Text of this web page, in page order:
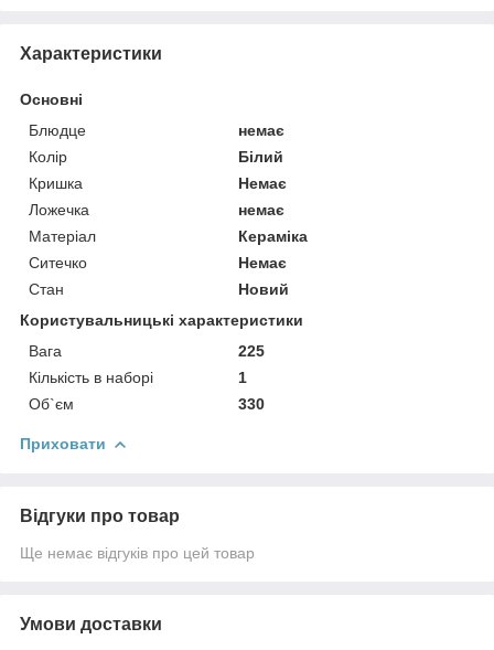
Характеристики
Основні
Блюдце
немає
Колір
Білий
Кришка
Немає
Ложечка
немає
Матеріал
Кераміка
Ситечко
Немає
Стан
Новий
Користувальницькі характеристики
Вага
225
Кількість в наборі
1
Об`єм
330
Приховати
Відгуки про товар
Ще немає відгуків про цей товар
Умови доставки